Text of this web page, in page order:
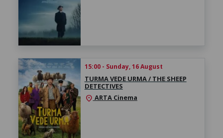
15:00 - Sunday, 16 August
TURMA VEDE URMA / THE SHEEP
DETECTIVES
location_onARTA Cinema